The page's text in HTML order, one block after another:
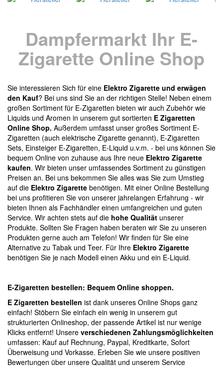
Dampfermarkt Ihr E-
Zigarette Online Shop
Sie interessieren Sich für eine Elektro Zigarette und erwägen
den Kauf? Bei uns sind Sie an der richtigen Stelle! Neben einem
großen Sortiment für E-Zigaretten bieten wir auch Zubehör wie
Liquids und Aromen in unserem gut sortierten E Zigaretten
Online Shop. Außerdem umfasst unser großes Sortiment E-
Zigaretten (auch elektrische Zigarette genannt), E-Zigaretten
Sets, Einsteiger E-Zigaretten, E-Liquid u.v.m. - bei uns können Sie
bequem Online von zuhause aus Ihre neue Elektro Zigarette
kaufen. Wir bieten unser umfassendes Sortiment zu günstigen
Preisen an. Bei uns bekommen Sie alles was Sie zum Umstieg
auf die Elektro Zigarette benötigen. Mit einer Online Bestellung
bei uns profitieren Sie von unserer jahrelangen Erfahrung - wir
bieten Ihnen als Fachhändler einen umfangreichen und guten
Service. Wir achten stets auf die hohe Qualität unserer
Produkte. Sollten Sie Fragen haben beraten wir Sie zu unseren
Produkten gerne auch am Telefon! Wir finden für Sie eine
Alternative zu Tabak und Teer. Für Ihre Elektro Zigarette
benötigen Sie je nach Modell einen Akku und ein E-Liquid.
E-Zigaretten bestellen: Bequem Online shoppen.
E Zigaretten bestellen ist dank unseres Online Shops ganz
einfach! Stöbern Sie einfach ein wenig in unserem gut
strukturierten Onlineshop, der passende Artikel ist nur wenige
Klicks entfernt! Unsere verschiedenen Zahlungsmöglichkeiten
umfassen: Kauf auf Rechnung, Paypal, Kreditkarte, Sofort
Überweisung und Vorkasse. Erleben Sie wie unsere positiven
Bewertungen über unsere Qualität und unserem Service